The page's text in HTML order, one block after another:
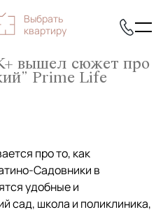
Выбрать
квартиру
вышел сюжет про
Prime Life
про то, как
Садовники в
удобные и
сад, школа и поликлиника,